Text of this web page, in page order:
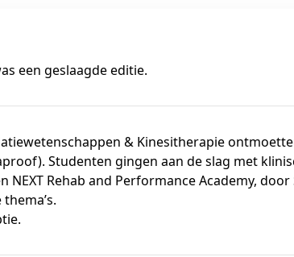
een geslaagde editie.
& Kinesitherapie
Studenten gingen aan de slag met
NEXT Rehab and Performance Academy, door